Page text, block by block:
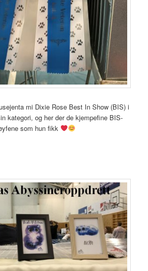
mi Dixie Rose Best In Show (BIS) i
kategori, og her der de kjempefine BIS-
som hun fikk